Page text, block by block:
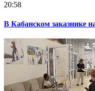
20:58
В Кабанском заказнике